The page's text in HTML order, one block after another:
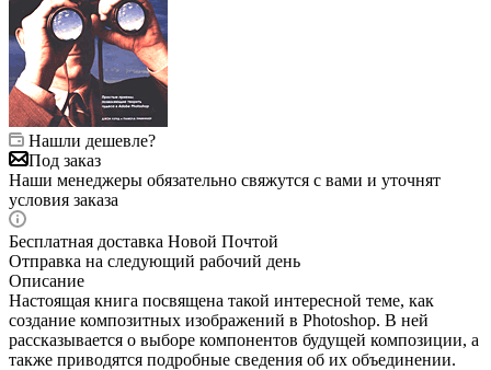
Нашли дешевле?
Под заказ
Наши менеджеры обязательно свяжутся с вами и уточнят
условия заказа
Бесплатная доставка Новой Почтой
Отправка на следующий рабочий день
Описание
Настоящая книга посвящена такой интересной теме, как
создание композитных изображений в Photoshop. В ней
рассказывается о выборе компонентов будущей композиции, а
также приводятся подробные сведения об их объединении.